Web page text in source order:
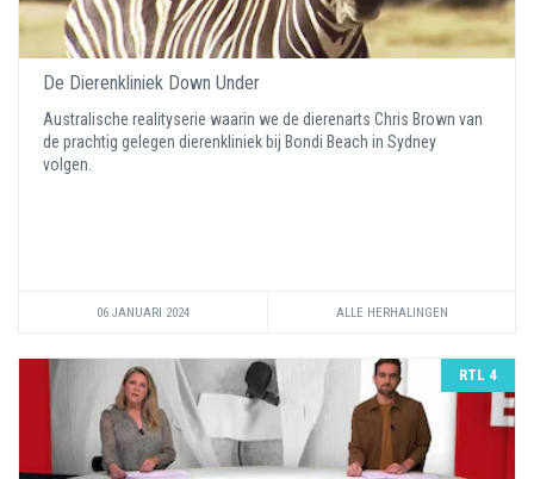
De Dierenkliniek Down Under
Australische realityserie waarin we de dierenarts Chris Brown van
de prachtig gelegen dierenkliniek bij Bondi Beach in Sydney
volgen.
06 JANUARI 2024 ALLE HERHALINGEN
RTL 4